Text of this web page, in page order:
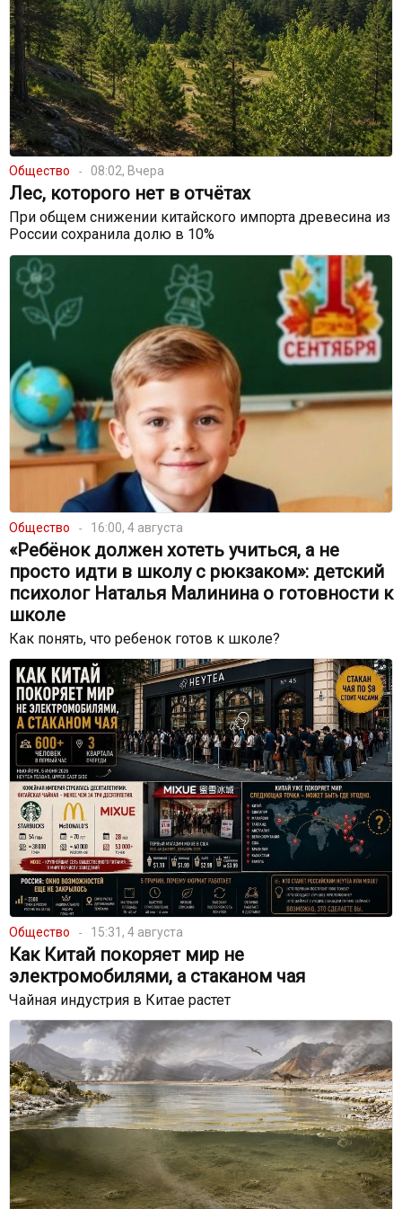
Общество 08:02, Вчера
Лес, которого нет в отчётах
При общем снижении китайского импорта древесина из
России сохранила долю в 10%
Общество 16:00, 4 августа
«Ребёнок должен хотеть учиться, а не
просто идти в школу с рюкзаком»: детский
психолог Наталья Малинина о готовности к
школе
Как понять, что ребенок готов к школе?
Общество 15:31, 4 августа
Как Китай покоряет мир не
электромобилями, а стаканом чая
Чайная индустрия в Китае растет